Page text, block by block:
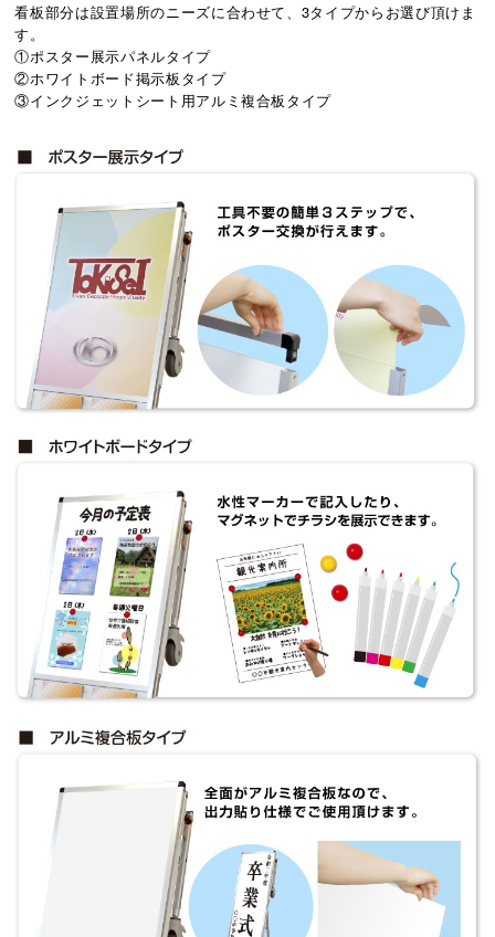
看板部分は設置場所のニーズに合わせて、3タイプからお選び頂けま
す。
①ポスター展示パネルタイプ
②ホワイトボード掲示板タイプ
③インクジェットシート用アルミ複合板タイプ